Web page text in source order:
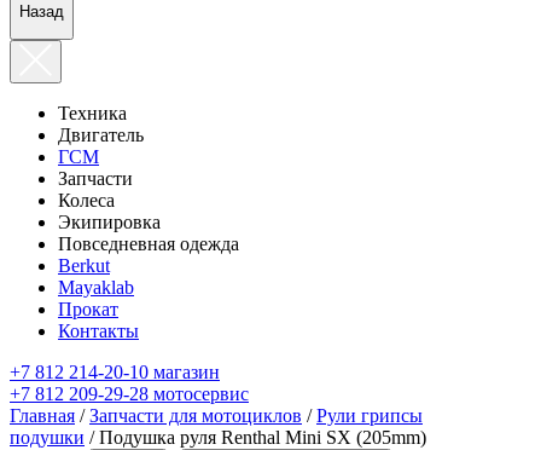
Назад
Техника
Двигатель
ГСМ
Запчасти
Колеса
Экипировка
Повседневная одежда
Berkut
Mayaklab
Прокат
Контакты
+7 812 214-20-10 магазин
+7 812 209-29-28 мотосервис
Главная /Запчасти для мотоциклов /Рули грипсы
подушки / Подушка руля Renthal Mini SX (205mm)